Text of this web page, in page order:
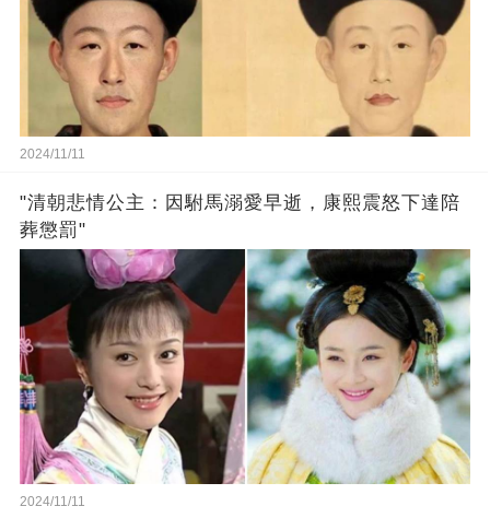
2024/11/11
"清朝悲情公主：因駙馬溺愛早逝，康熙震怒下達陪
葬懲罰"
2024/11/11